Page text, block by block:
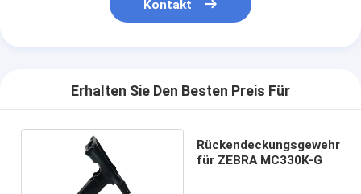
Kontakt
Erhalten Sie Den Besten Preis Für
Rückendeckungsgewehr
für ZEBRA MC330K-G